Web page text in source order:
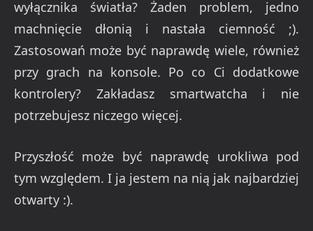
wyłącznika światła? Żaden problem, jedno
machnięcie dłonią i nastała ciemność ;).
Zastosowań może być naprawdę wiele, również
przy grach na konsole. Po co Ci dodatkowe
kontrolery? Zakładasz smartwatcha i nie
potrzebujesz niczego więcej.
Przyszłość może być naprawdę urokliwa pod
tym względem. I ja jestem na nią jak najbardziej
otwarty :).